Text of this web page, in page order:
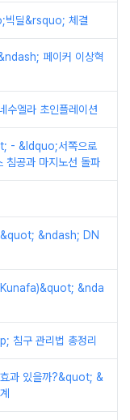
빅딜&rsquo; 체결
페이커 이상혁
엘라 초인플레이션
- &ldquo;서쪽으로
공과 마지노선 돌파
&quot; &ndash; DN
&nda
침구 관리법 총정리
과 있을까?&quot; &